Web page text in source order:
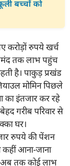
बच्चों को
करोड़ों रुपये खर्च
तक लाभ पहुंच
है। पाकुड़ प्रखंड
मोमिन पिछले
का इंतजार कर रहे
गरीब परिवार से
घर।
रुपये की पेंशन
कहीं आना-जाना
अब तक कोई लाभ